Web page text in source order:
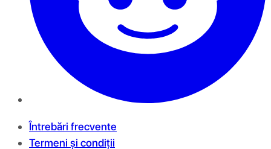
Întrebări frecvente
Termeni și condiții